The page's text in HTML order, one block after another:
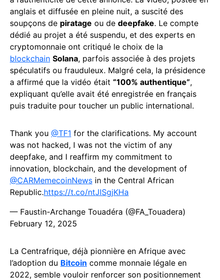
anglais et diffusée en pleine nuit, a suscité des
soupçons de piratage ou de deepfake. Le compte
dédié au projet a été suspendu, et des experts en
cryptomonnaie ont critiqué le choix de la
blockchain Solana, parfois associée à des projets
spéculatifs ou frauduleux. Malgré cela, la présidence
a affirmé que la vidéo était “100% authentique”,
expliquant qu’elle avait été enregistrée en français
puis traduite pour toucher un public international.
Thank you @TF1 for the clarifications. My account
was not hacked, I was not the victim of any
deepfake, and I reaffirm my commitment to
innovation, blockchain, and the development of
@CARMemecoinNews in the Central African
Republic.https://t.co/ntJlSgjKHa
— Faustin-Archange Touadéra (@FA_Touadera)
February 12, 2025
La Centrafrique, déjà pionnière en Afrique avec
l’adoption du Bitcoin comme monnaie légale en
2022, semble vouloir renforcer son positionnement